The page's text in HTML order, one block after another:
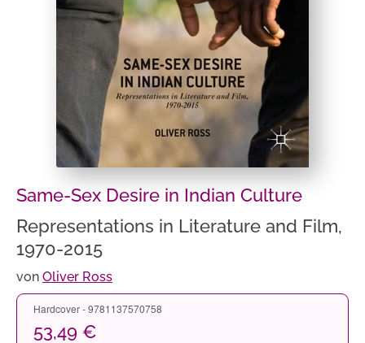
Same-Sex Desire in Indian Culture
Representations in Literature and Film,
1970-2015
von Oliver Ross
Hardcover - 9781137570758
53,49 €